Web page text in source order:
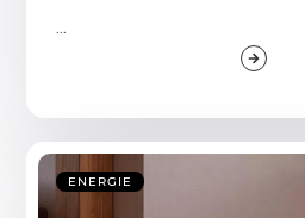
...
ENERGIE